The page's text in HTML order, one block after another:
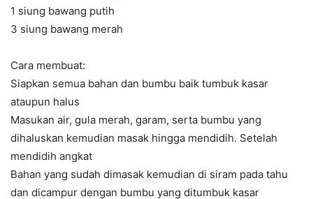
1 siung bawang putih
3 siung bawang merah
Cara membuat:
Siapkan semua bahan dan bumbu baik tumbuk kasar
ataupun halus
Masukan air, gula merah, garam, serta bumbu yang
dihaluskan kemudian masak hingga mendidih. Setelah
mendidih angkat
Bahan yang sudah dimasak kemudian di siram pada tahu
dan dicampur dengan bumbu yang ditumbuk kasar